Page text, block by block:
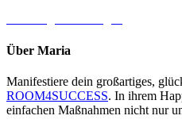
Über Maria
Manifestiere dein großartiges,
ROOM4SUCCESS. In ihrem
einfachen Maßnahmen nicht nur